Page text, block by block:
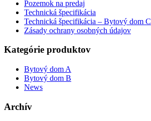
Pozemok na predaj
Technická špecifikácia
Technická špecifikácia – Bytový dom C
Zásady ochrany osobných údajov
Kategórie produktov
Bytový dom A
Bytový dom B
News
Archív